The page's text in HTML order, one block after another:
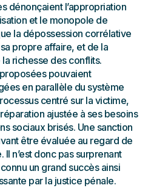
dénonçaient l’appropriation
et le monopole de
la dépossession corrélative
propre affaire, et de la
richesse des conflits.
pouvaient
en parallèle du système
centré sur la victime,
ajustée à ses besoins
sociaux brisés. Une sanction
être évaluée au regard de
n’est donc pas surprenant
un grand succès ainsi
par la justice pénale.